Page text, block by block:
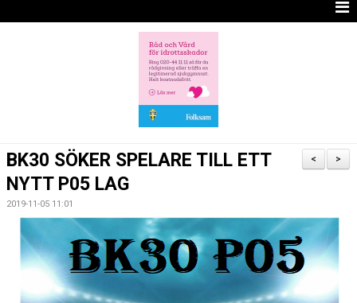
OM KLUBBEN
VÅRA LAG/TRÄNARE
>
<
BK30 SÖKER SPELARE TILL ETT
NYTT P05 LAG
2019-11-05 11:01